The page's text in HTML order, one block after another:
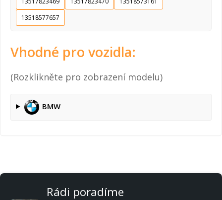
13518577657
Vhodné pro vozidla:
(Rozklikněte pro zobrazení modelu)
BMW
Rádi poradíme